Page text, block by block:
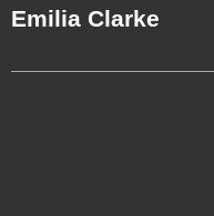
Emilia Clarke